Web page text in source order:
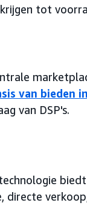
tot
van bieden
van DSP's.